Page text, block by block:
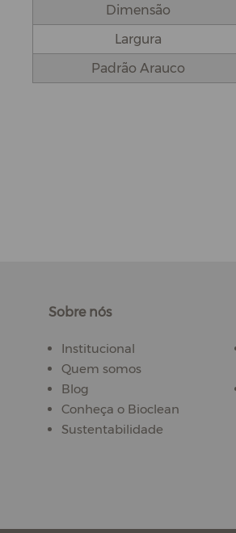
Dimensão
Largura
Padrão Arauco
Sobre nós
Institucional
Quem somos
Blog
Conheça o Bioclean
Sustentabilidade